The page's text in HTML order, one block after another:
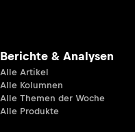
Berichte & Analysen
Alle Artikel
Alle Kolumnen
Alle Themen der Woche
Alle Produkte